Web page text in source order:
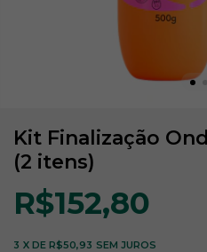
Kit Finalização
(2 itens)
R$152,80
3 X DE R$50,93 SEM JUROS